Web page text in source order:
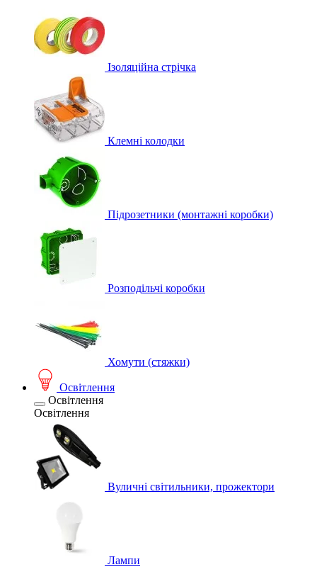
Ізоляційна стрічка
Клемні колодки
Підрозетники (монтажні коробки)
Розподільчі коробки
Хомути (стяжки)
Освітлення
Освітлення
Освітлення
Вуличні світильники, прожектори
Лампи